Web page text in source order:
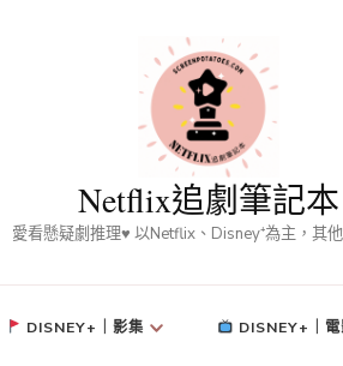
Netflix追劇筆記本
愛看懸疑劇推理♥ 以Netflix、Disney⁺為主，其
DISNEY+｜影集 DISNEY+｜電